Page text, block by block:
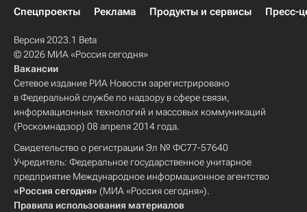
Спецпроекты
Реклама Продукты и сервисы Пресс-
Версия 2023.1 Beta
© 2026 МИА «Россия сегодня»
Вакансии
Сетевое издание РИА Новости зарегистрировано
в Федеральной службе по надзору в сфере связи,
информационных технологий и массовых коммуникаций
(Роскомнадзор) 08 апреля 2014 года.
Свидетельство о регистрации Эл № ФС77-57640
Учредитель: Федеральное государственное унитарное
предприятие Международное информационное агентство
«Россия сегодня» (МИА «Россия сегодня»).
Правила использования материалов